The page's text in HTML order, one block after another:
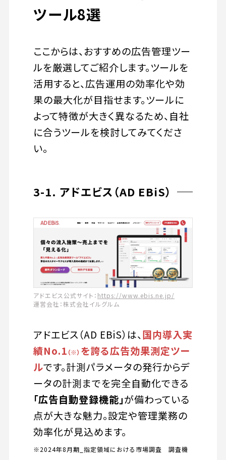
ツール8選
ここからは、おすすめの広告管理ツー
ルを厳選してご紹介します。ツールを
活用すると、広告運用の効率化や効
果の最大化が目指せます。ツールに
よって特徴が大きく異なるため、自社
に合うツールを検討してみてくださ
い。
3-1. アドエビス（AD EBiS）
アドエビス公式サイト： https://www.ebis.ne.jp/
運営会社：株式会社イルグルム
アドエビス（AD EBiS）は、国内導入実
績No.1 （※） を誇る広告効果測定ツー
ルです。計測パラメータの発行からデ
ータの計測までを完全自動化できる
「広告自動登録機能」が備わっている
点が大きな魅力。設定や管理業務の
効率化が見込めます。
※2024年8月期_指定領域における市場調査 調査機